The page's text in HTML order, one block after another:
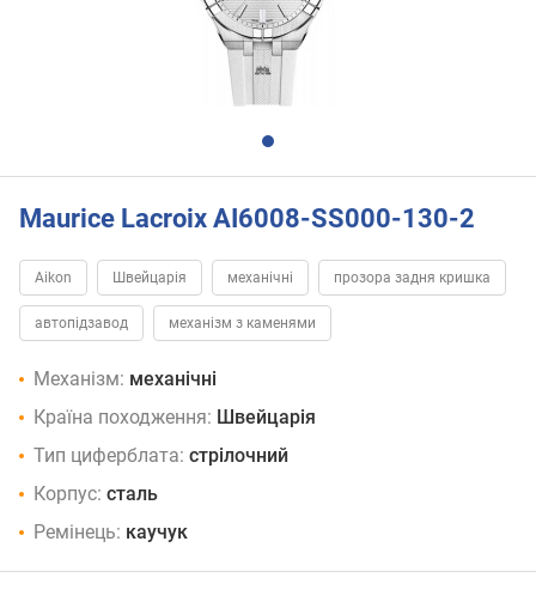
Maurice Lacroix AI6008-SS000-130-2
Aikon Швейцарія механічні прозора задня кришка
автопідзавод механізм з каменями
Механізм: механічні
Країна походження: Швейцарія
Тип циферблата: стрілочний
Корпус: сталь
Ремінець: каучук